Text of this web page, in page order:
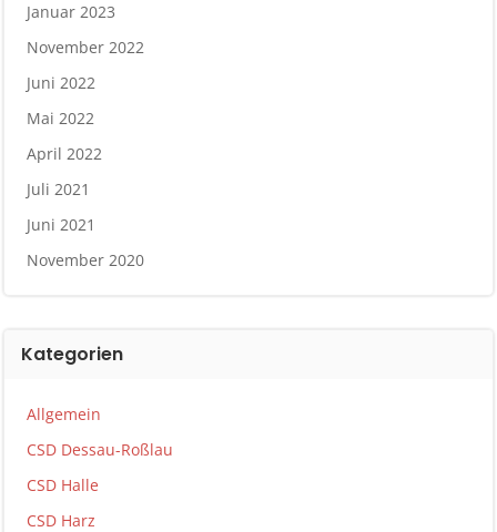
Januar 2023
November 2022
Juni 2022
Mai 2022
April 2022
Juli 2021
Juni 2021
November 2020
Kategorien
Allgemein
CSD Dessau-Roßlau
CSD Halle
CSD Harz